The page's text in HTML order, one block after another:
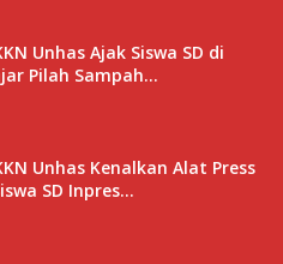
Unhas Ajak Siswa SD di
Pilah Sampah...
Unhas Kenalkan Alat Press
SD Inpres...